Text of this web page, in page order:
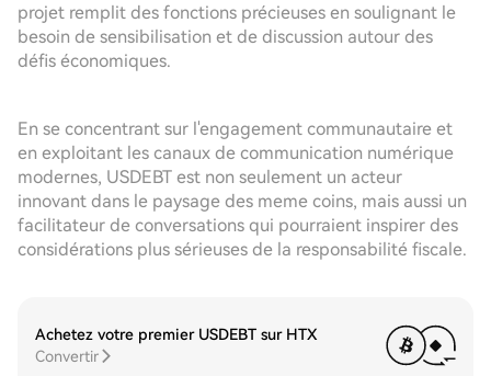
projet remplit des fonctions précieuses en soulignant le
besoin de sensibilisation et de discussion autour des
défis économiques.
En se concentrant sur l'engagement communautaire et
en exploitant les canaux de communication numérique
modernes, USDEBT est non seulement un acteur
innovant dans le paysage des meme coins, mais aussi un
facilitateur de conversations qui pourraient inspirer des
considérations plus sérieuses de la responsabilité fiscale.
Achetez votre premier USDEBT sur HTX
Convertir